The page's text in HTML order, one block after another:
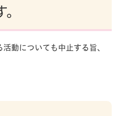
動についても中止する旨、